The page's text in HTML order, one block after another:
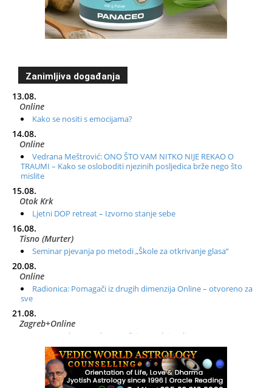
Zanimljiva događanja
13.08.
Online
Kako se nositi s emocijama?
14.08.
Online
Vedrana Meštrović: ONO ŠTO VAM NITKO NIJE REKAO O
TRAUMI – Kako se osloboditi njezinih posljedica brže nego što
mislite
15.08.
Otok Krk
Ljetni DOP retreat – Izvorno stanje sebe
16.08.
Tisno (Murter)
Seminar pjevanja po metodi „Škole za otkrivanje glasa“
20.08.
Online
Radionica: Pomagači iz drugih dimenzija Online – otvoreno za
sve
21.08.
Zagreb+Online
Osnovni ThetaHealing® tečaj, Zagreb i Online
Zagreb
Osnovna radionica za izscjeljivanje pranom (Basic Pranic
Healing course)